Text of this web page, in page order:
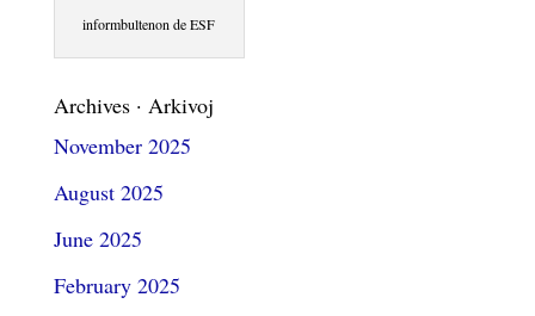
informbultenon de ESF
Archives · Arkivoj
November 2025
August 2025
June 2025
February 2025